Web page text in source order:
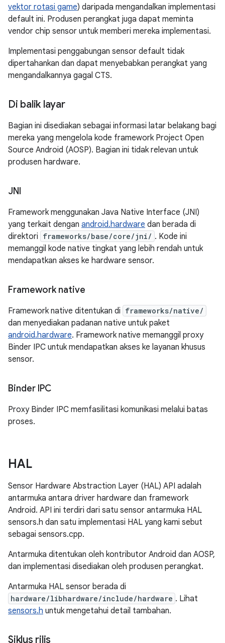
vektor rotasi game) daripada mengandalkan implementasi
default ini. Produsen perangkat juga dapat meminta
vendor chip sensor untuk memberi mereka implementasi.
Implementasi penggabungan sensor default tidak
dipertahankan dan dapat menyebabkan perangkat yang
mengandalkannya gagal CTS.
Di balik layar
Bagian ini disediakan sebagai informasi latar belakang bagi
mereka yang mengelola kode framework Project Open
Source Android (AOSP). Bagian ini tidak relevan untuk
produsen hardware.
JNI
Framework menggunakan Java Native Interface (JNI)
yang terkait dengan android.hardware dan berada di
direktori frameworks/base/core/jni/ . Kode ini
memanggil kode native tingkat yang lebih rendah untuk
mendapatkan akses ke hardware sensor.
Framework native
Framework native ditentukan di frameworks/native/
dan menyediakan padanan native untuk paket
android.hardware. Framework native memanggil proxy
Binder IPC untuk mendapatkan akses ke layanan khusus
sensor.
Binder IPC
Proxy Binder IPC memfasilitasi komunikasi melalui batas
proses.
HAL
Sensor Hardware Abstraction Layer (HAL) API adalah
antarmuka antara driver hardware dan framework
Android. API ini terdiri dari satu sensor antarmuka HAL
sensors.h dan satu implementasi HAL yang kami sebut
sebagai sensors.cpp.
Antarmuka ditentukan oleh kontributor Android dan AOSP,
dan implementasi disediakan oleh produsen perangkat.
Antarmuka HAL sensor berada di
hardware/libhardware/include/hardware . Lihat
sensors.h untuk mengetahui detail tambahan.
Siklus rilis